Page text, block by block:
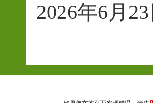
2026年6月23